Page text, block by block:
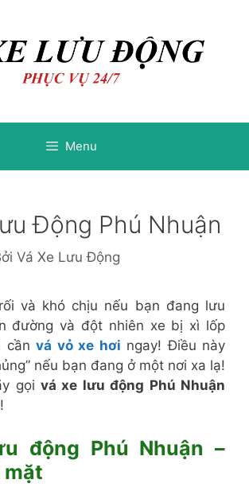
Menu
Động Phú Nhuận
Vá Xe Lưu Động
và khó chịu nếu bạn đang lưu
đường và đột nhiên xe bị xì lốp
cần vá vỏ xe hơi ngay! Điều này
nếu bạn đang ở một nơi xa lạ!
gọi vá xe lưu động Phú Nhuận
!
động Phú Nhuận –
mặt